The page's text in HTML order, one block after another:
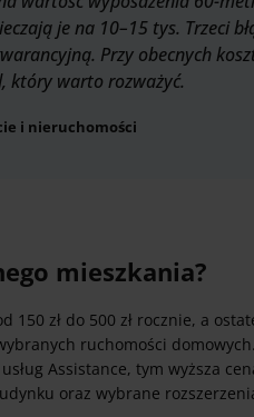
je na 10–15 tys. Trzeci
Przy obecnych
który warto rozważyć.
i nieruchomości
mieszkania?
zł do 500 zł rocznie, a
ruchomości
Assistance, tym wyższa
oraz wybrane